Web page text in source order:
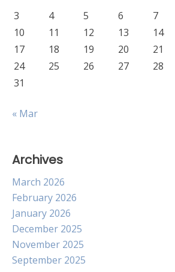
3
4 5 6 7
10
11 12 13 14
17
18 19 20 21
24
25 26 27 28
31
« Mar
Archives
March 2026
February 2026
January 2026
December 2025
November 2025
September 2025